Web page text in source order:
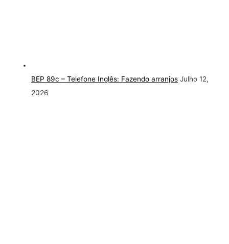
BEP 89c – Telefone Inglês: Fazendo arranjos Julho 12,
2026